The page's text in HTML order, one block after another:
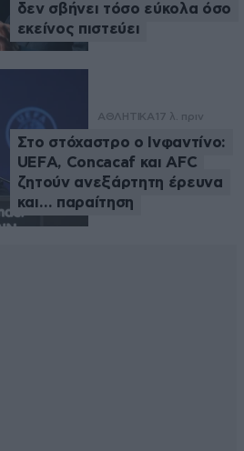
δεν σβήνει τόσο εύκολα όσο
εκείνος πιστεύει
ΑΘΛΗΤΙΚΑ 17 λ. πριν
Στο στόχαστρο ο Ινφαντίνο:
UEFA, Concacaf και AFC
ζητούν ανεξάρτητη έρευνα
και… παραίτηση